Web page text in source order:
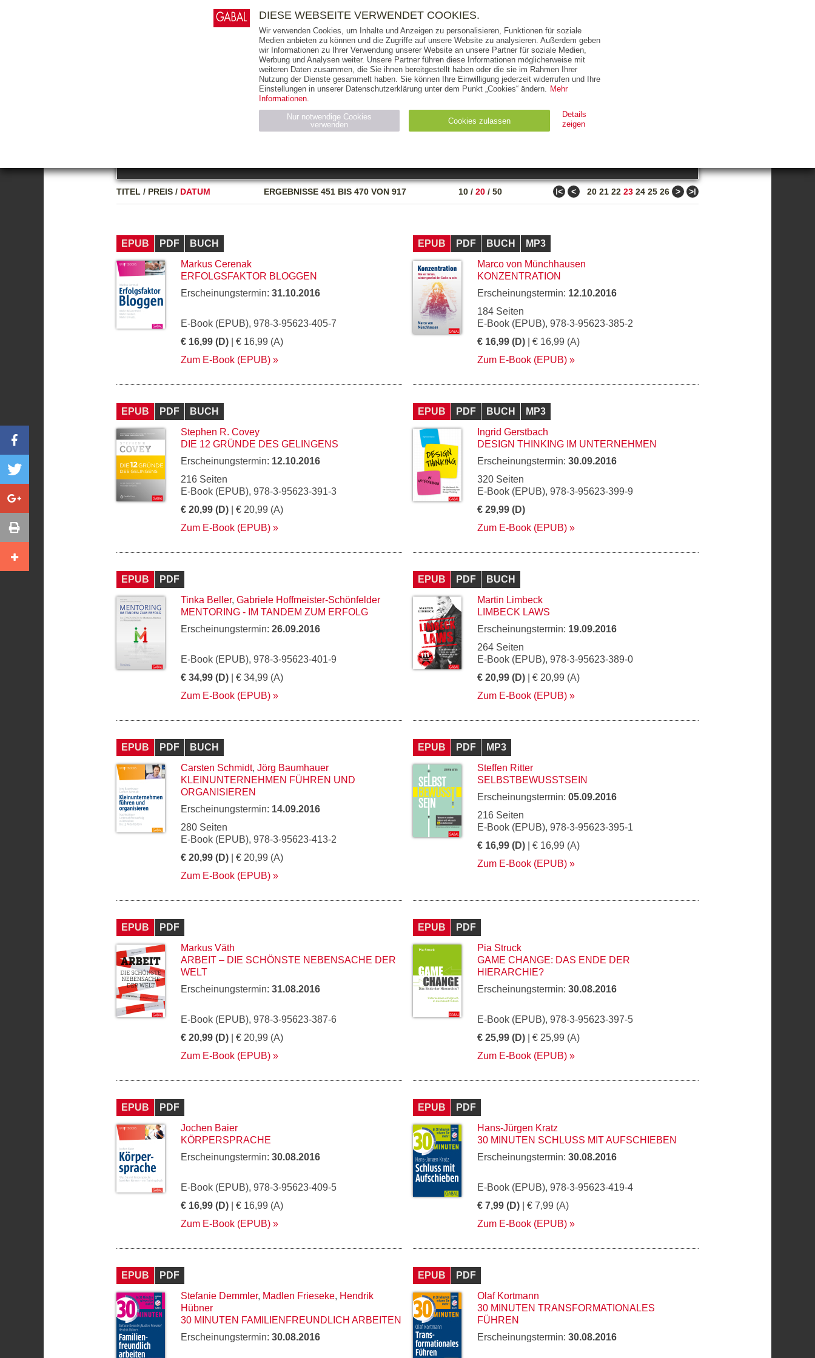
AUSGABEART AUS DER REIHE ZUM THEMA
TITEL / PREIS / DATUM ERGEBNISSE451 BIS 470 VON 917 10 / 20 / 50 ǀ< < 20 21 22 23 24 25 26 > >ǀ
EPUB PDF
BUCH
Markus Cerenak
ERFOLGSFAKTOR BLOGGEN
Erscheinungstermin: 31.10.2016
E-Book (EPUB), 978-3-95623-405-7
€ 16,99 (D) | € 16,99 (A)
Zum E-Book (EPUB)
EPUB PDF BUCH
MP3
Marco von Münchhausen
KONZENTRATION
Erscheinungstermin: 12.10.2016
184 Seiten
E-Book (EPUB), 978-3-95623-385-2
€ 16,99 (D) | € 16,99 (A)
Zum E-Book (EPUB)
EPUB PDF
BUCH
Stephen R. Covey
DIE 12 GRÜNDE DES GELINGENS
Erscheinungstermin: 12.10.2016
216 Seiten
E-Book (EPUB), 978-3-95623-391-3
€ 20,99 (D) | € 20,99 (A)
Zum E-Book (EPUB)
EPUB PDF BUCH
MP3
Ingrid Gerstbach
DESIGN THINKING IM UNTERNEHMEN
Erscheinungstermin: 30.09.2016
320 Seiten
E-Book (EPUB), 978-3-95623-399-9
€ 29,99 (D)
Zum E-Book (EPUB)
EPUB
PDF
Tinka Beller, Gabriele Hoffmeister-Schönfelder
MENTORING - IM TANDEM ZUM ERFOLG
Erscheinungstermin: 26.09.2016
E-Book (EPUB), 978-3-95623-401-9
€ 34,99 (D) | € 34,99 (A)
Zum E-Book (EPUB)
EPUB PDF
BUCH
Martin Limbeck
LIMBECK LAWS
Erscheinungstermin: 19.09.2016
264 Seiten
E-Book (EPUB), 978-3-95623-389-0
€ 20,99 (D) | € 20,99 (A)
Zum E-Book (EPUB)
EPUB PDF
BUCH
Carsten Schmidt, Jörg Baumhauer
KLEINUNTERNEHMEN FÜHREN UND
ORGANISIEREN
Erscheinungstermin: 14.09.2016
280 Seiten
E-Book (EPUB), 978-3-95623-413-2
€ 20,99 (D) | € 20,99 (A)
Zum E-Book (EPUB)
EPUB PDF
MP3
Steffen Ritter
SELBSTBEWUSSTSEIN
Erscheinungstermin: 05.09.2016
216 Seiten
E-Book (EPUB), 978-3-95623-395-1
€ 16,99 (D) | € 16,99 (A)
Zum E-Book (EPUB)
EPUB
PDF
Markus Väth
ARBEIT – DIE SCHÖNSTE NEBENSACHE DER
WELT
Erscheinungstermin: 31.08.2016
E-Book (EPUB), 978-3-95623-387-6
€ 20,99 (D) | € 20,99 (A)
Zum E-Book (EPUB)
EPUB
PDF
Pia Struck
GAME CHANGE: DAS ENDE DER
HIERARCHIE?
Erscheinungstermin: 30.08.2016
E-Book (EPUB), 978-3-95623-397-5
€ 25,99 (D) | € 25,99 (A)
Zum E-Book (EPUB)
EPUB
PDF
Jochen Baier
KÖRPERSPRACHE
Erscheinungstermin: 30.08.2016
E-Book (EPUB), 978-3-95623-409-5
€ 16,99 (D) | € 16,99 (A)
Zum E-Book (EPUB)
EPUB
PDF
Hans-Jürgen Kratz
30 MINUTEN SCHLUSS MIT AUFSCHIEBEN
Erscheinungstermin: 30.08.2016
E-Book (EPUB), 978-3-95623-419-4
€ 7,99 (D) | € 7,99 (A)
Zum E-Book (EPUB)
EPUB
PDF
Stefanie Demmler, Madlen Frieseke, Hendrik
Hübner
30 MINUTEN FAMILIENFREUNDLICH ARBEITEN
Erscheinungstermin: 30.08.2016
EPUB
PDF
Olaf Kortmann
30 MINUTEN TRANSFORMATIONALES
FÜHREN
Erscheinungstermin: 30.08.2016
E-BOOKS AUDIO-CDS MP3 NON-BOOKS
THEMEN AUTOREN VERLAG
RIGHTS PRESSE HANDEL FÜR UNTERNEHMEN
DIESE WEBSEITE VERWENDET COOKIES.
Wir verwenden Cookies, um Inhalte und Anzeigen zu personalisieren, Funktionen für soziale
Medien anbieten zu können und die Zugriffe auf unsere Website zu analysieren. Außerdem geben
wir Informationen zu Ihrer Verwendung unserer Website an unsere Partner für soziale Medien,
Werbung und Analysen weiter. Unsere Partner führen diese Informationen möglicherweise mit
weiteren Daten zusammen, die Sie ihnen bereitgestellt haben oder die sie im Rahmen Ihrer
Nutzung der Dienste gesammelt haben. Sie können Ihre Einwilligung jederzeit widerrufen und Ihre
Einstellungen in unserer Datenschutzerklärung unter dem Punkt „Cookies“ ändern. Mehr
Informationen.
Nur notwendige Cookies
verwenden
Cookies zulassen
Details
zeigen
Name Anbieter Zweck Ablauf
Typ
CMS_SESSION_ID
gabal-
Wird für die Speicherung der Benutzer-Session verwendet Session HTTP